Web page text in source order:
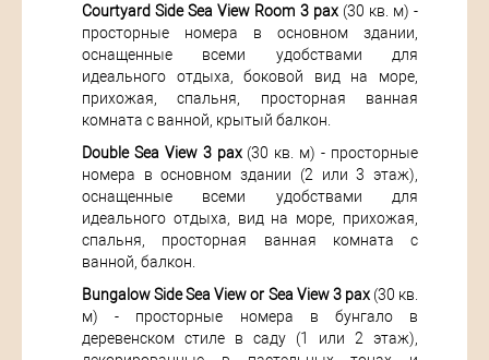
Courtyard Side Sea View Room 3 pax(30 кв. м) -
просторные номера в основном здании,
оснащенные всеми удобствами для
идеального отдыха, боковой вид на море,
прихожая, спальня, просторная ванная
комната с ванной, крытый балкон.
Double Sea View 3 pax(30 кв. м) - просторные
номера в основном здании (2 или 3 этаж),
оснащенные всеми удобствами для
идеального отдыха, вид на море, прихожая,
спальня, просторная ванная комната с
ванной, балкон.
Bungalow Side Sea View or Sea View 3 pax(30 кв.
м) - просторные номера в бунгало в
деревенском стиле в саду (1 или 2 этаж),